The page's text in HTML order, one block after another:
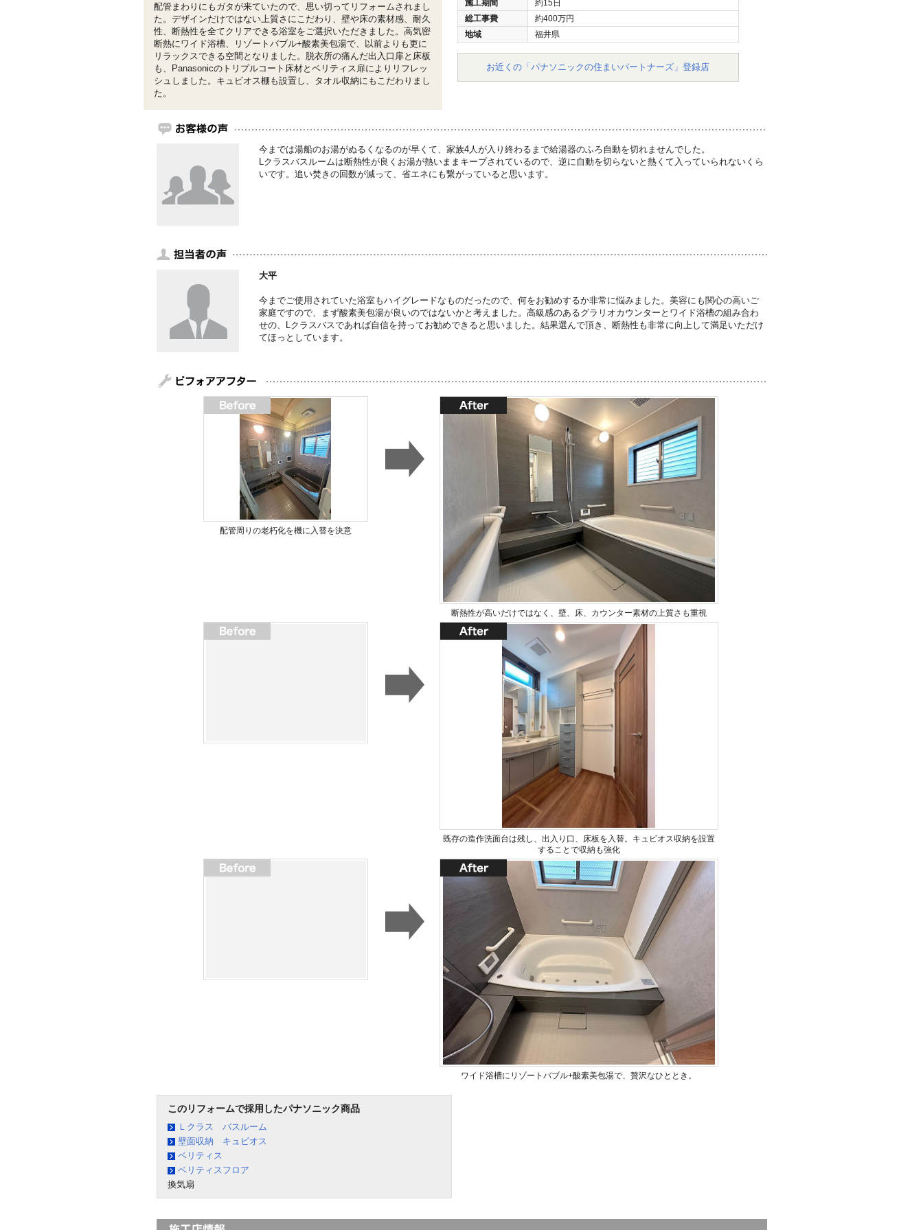
施工期間
約15日
総工事費
約400万円
地域
福井県
お近くの「パナソニックの住まいパートナーズ」登録店
配管まわりにもガタが来ていたので、思い切ってリフォームされまし
た。デザインだけではない上質さにこだわり、壁や床の素材感、耐久
性、断熱性を全てクリアできる浴室をご選択いただきました。高気密
断熱にワイド浴槽、リゾートバブル+酸素美包湯で、以前よりも更に
リラックスできる空間となりました。脱衣所の痛んだ出入口扉と床板
も、Panasonicのトリプルコート床材とベリティス扉によりリフレッ
シュしました。キュビオス棚も設置し、タオル収納にもこだわりまし
た。
今までは湯船のお湯がぬるくなるのが早くて、家族4人が入り終わるまで給湯器のふろ自動を切れませんでした。
Lクラスバスルームは断熱性が良くお湯が熱いままキープされているので、逆に自動を切らないと熱くて入っていられないくら
いです。追い焚きの回数が減って、省エネにも繋がっていると思います。
大平
今までご使用されていた浴室もハイグレードなものだったので、何をお勧めするか非常に悩みました。美容にも関心の高いご
家庭ですので、まず酸素美包湯が良いのではないかと考えました。高級感のあるグラリオカウンターとワイド浴槽の組み合わ
せの、Lクラスバスであれば自信を持ってお勧めできると思いました。結果選んで頂き、断熱性も非常に向上して満足いただけ
てほっとしています。
配管周りの老朽化を機に入替を決意
断熱性が高いだけではなく、壁、床、カウンター素材の上質さも重視
既存の造作洗面台は残し、出入り口、床板を入替。キュビオス収納を設置
することで収納も強化
ワイド浴槽にリゾートバブル+酸素美包湯で、贅沢なひととき。
このリフォームで採用したパナソニック商品
Ｌクラス バスルーム
壁面収納 キュビオス
ベリティス
ベリティスフロア
換気扇